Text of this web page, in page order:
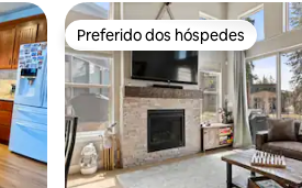
Preferido dos hóspedes
Preferido dos hóspedes